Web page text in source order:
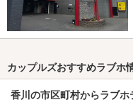
カップルズおすすめラブホ
香川の市区町村からラブホ